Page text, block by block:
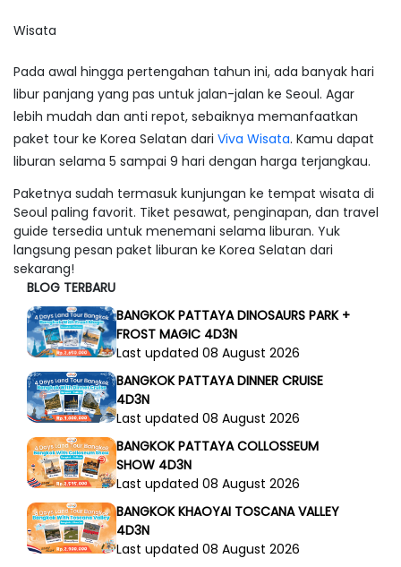
Wisata
Pada awal hingga pertengahan tahun ini, ada banyak hari
libur panjang yang pas untuk jalan-jalan ke Seoul. Agar
lebih mudah dan anti repot, sebaiknya memanfaatkan
paket tour ke Korea Selatan dariViva Wisata. Kamu dapat
liburan selama 5 sampai 9 hari dengan harga terjangkau.
Paketnya sudah termasuk kunjungan ke tempat wisata di
Seoul paling favorit. Tiket pesawat, penginapan, dan travel
guide tersedia untuk menemani selama liburan. Yuk
langsung pesan paket liburan ke Korea Selatan dari
sekarang!
BLOG TERBARU
BANGKOK PATTAYA DINOSAURS PARK +
FROST MAGIC 4D3N
Last updated 08 August 2026
BANGKOK PATTAYA DINNER CRUISE
4D3N
Last updated 08 August 2026
BANGKOK PATTAYA COLLOSSEUM
SHOW 4D3N
Last updated 08 August 2026
BANGKOK KHAOYAI TOSCANA VALLEY
4D3N
Last updated 08 August 2026